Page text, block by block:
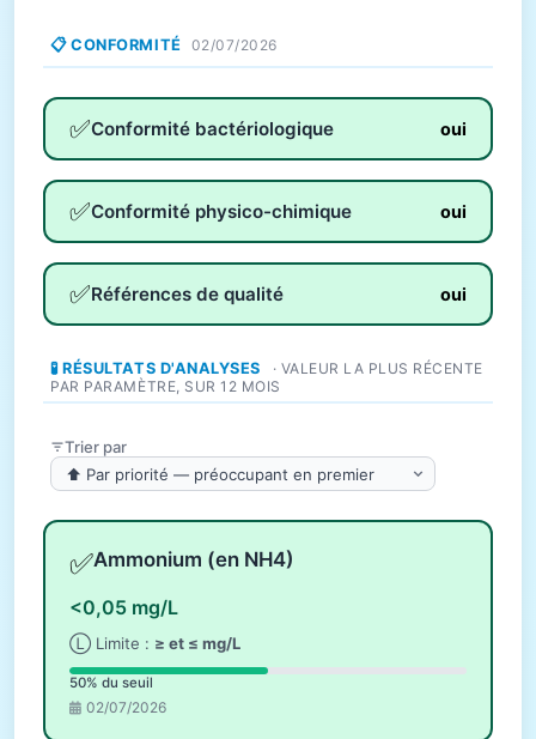
📋 CONFORMITÉ 02/07/2026
✅Conformité bactériologique oui
✅Conformité physico-chimique oui
✅Références de qualité oui
🧪 RÉSULTATS D'ANALYSES
· VALEUR LA PLUS RÉCENTE
PAR PARAMÈTRE, SUR 12 MOIS
Trier par
✅Ammonium (en NH4)
<0,05 mg/L
Ⓛ Limite : ≥ et ≤ mg/L
50% du seuil
02/07/2026